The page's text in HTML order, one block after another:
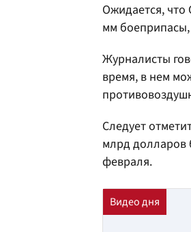
Ожидается,
мм боеприпасы,
Журналисты
время, в нем
Следует
млрд долларов
февраля.